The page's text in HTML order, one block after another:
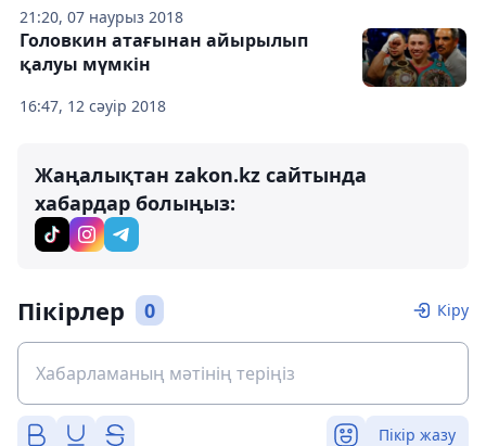
21:20, 07 наурыз 2018
16:47, 12 сәуір 2018
Головкин атағынан айырылып
қалуы мүмкін
Жаңалықтан zakon.kz сайтында
хабардар болыңыз:
Пікірлер 0 Кіру
Пікір жазу